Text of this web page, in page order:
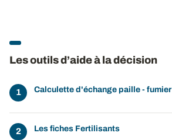
Les outils d’aide à la décision
Calculette d'échange paille - fumier
Les fiches Fertilisants